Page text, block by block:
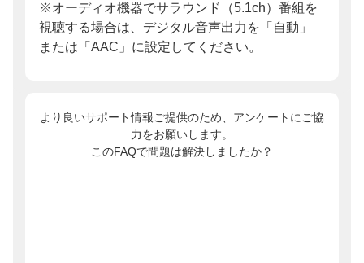
※オーディオ機器でサラウンド（5.1ch）番組を
視聴する場合は、デジタル音声出力を「自動」
または「AAC」に設定してください。
より良いサポート情報ご提供のため、アンケートにご協
力をお願いします。
このFAQで問題は解決しましたか？